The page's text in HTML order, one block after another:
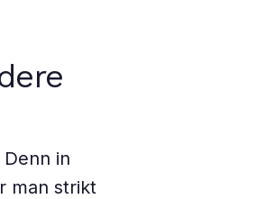
in
man strikt